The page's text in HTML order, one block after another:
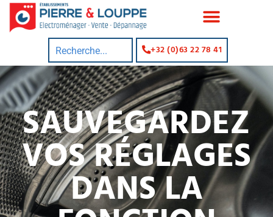
+32 (0)63 22 78 41
SAUVEGARDEZ
VOS RÉGLAGES
DANS LA